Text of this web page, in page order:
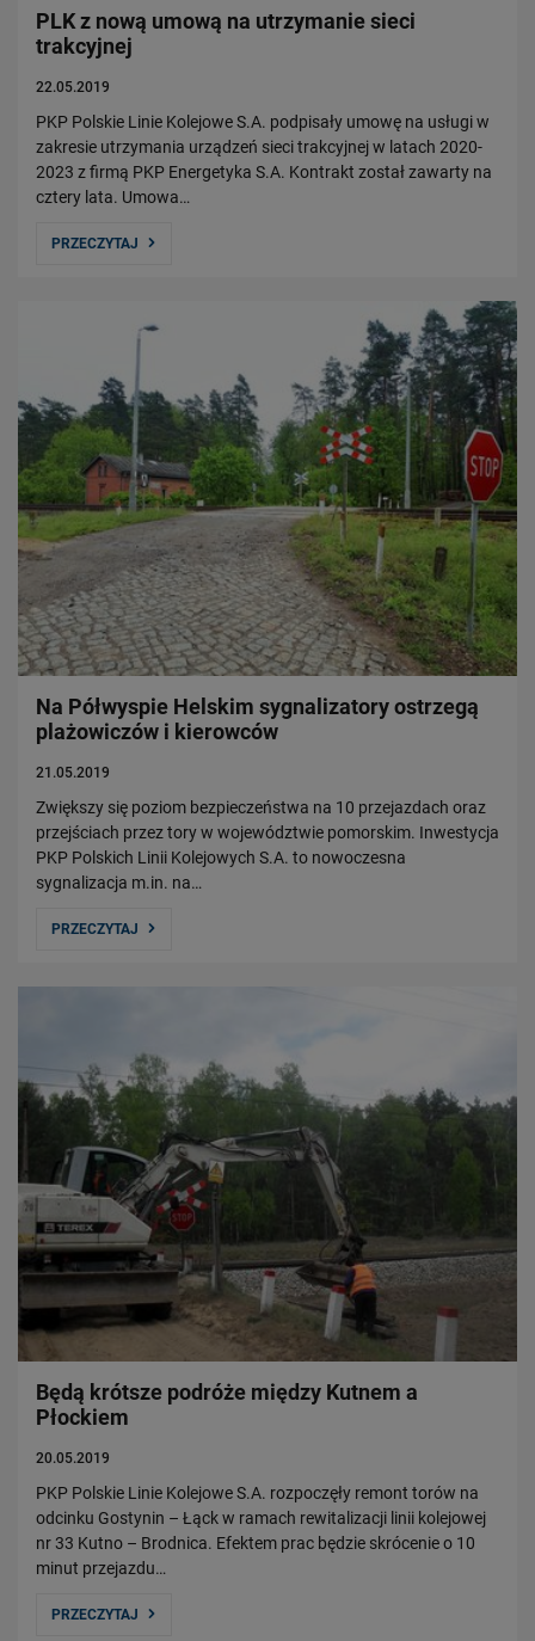
PLK z nową umową na utrzymanie sieci
trakcyjnej
22.05.2019
PKP Polskie Linie Kolejowe S.A. podpisały umowę na usługi w
zakresie utrzymania urządzeń sieci trakcyjnej w latach 2020-
2023 z firmą PKP Energetyka S.A. Kontrakt został zawarty na
cztery lata. Umowa…
PRZECZYTAJ
Na Półwyspie Helskim sygnalizatory ostrzegą
plażowiczów i kierowców
21.05.2019
Zwiększy się poziom bezpieczeństwa na 10 przejazdach oraz
przejściach przez tory w województwie pomorskim. Inwestycja
PKP Polskich Linii Kolejowych S.A. to nowoczesna
sygnalizacja m.in. na…
PRZECZYTAJ
Będą krótsze podróże między Kutnem a
Płockiem
20.05.2019
PKP Polskie Linie Kolejowe S.A. rozpoczęły remont torów na
odcinku Gostynin – Łąck w ramach rewitalizacji linii kolejowej
nr 33 Kutno – Brodnica. Efektem prac będzie skrócenie o 10
minut przejazdu…
PRZECZYTAJ